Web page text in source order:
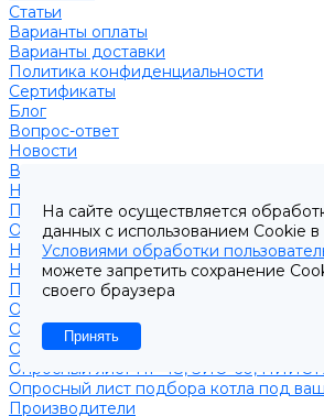
Статьи
Варианты оплаты
Варианты доставки
Политика конфиденциальности
Сертификаты
Блог
Вопрос-ответ
Новости
Видео
Наша Команда
Примеры поставок
Отзывы
На Яндексе
На Google
Подбор котла
Опросный лист уличные котлы
Опросный лист дымовая труба
Опросный лист пакет КЧМ
Опросный лист НР-18, ЗИО-60,
Опросный лист подбора котла под
Производители
На сайте осуществляется
данных с использованием Cookie в
Условиями обработки
можете запретить сохранение
своего браузера
Принять